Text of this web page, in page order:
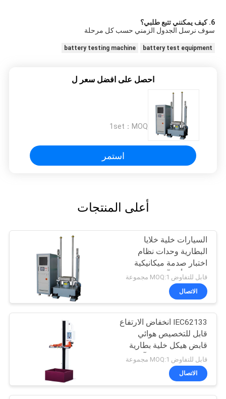
6. كيف يمكنني تتبع طلبي؟
سوف نرسل الجدول الزمني حسب كل مرحلة
battery test equipment
battery testing machine
احصل على افضل سعر ل
MOQ：
1set
استمر
أعلى المنتجات
السيارات خلية خلايا
البطارية وحدات نظام
اختبار صدمة ميكانيكية
تسريع تأثير آلة الاختبار
قابل للتفاوض MOQ:1 مجموعة
الاتصال
IEC62133 انخفاض الارتفاع
قابل للتخصيص هوائي
قابض هيكل خلية بطارية
الإلكترونيات الحرة آلة
اختبار السقوط
قابل للتفاوض MOQ:1 مجموعة
الاتصال